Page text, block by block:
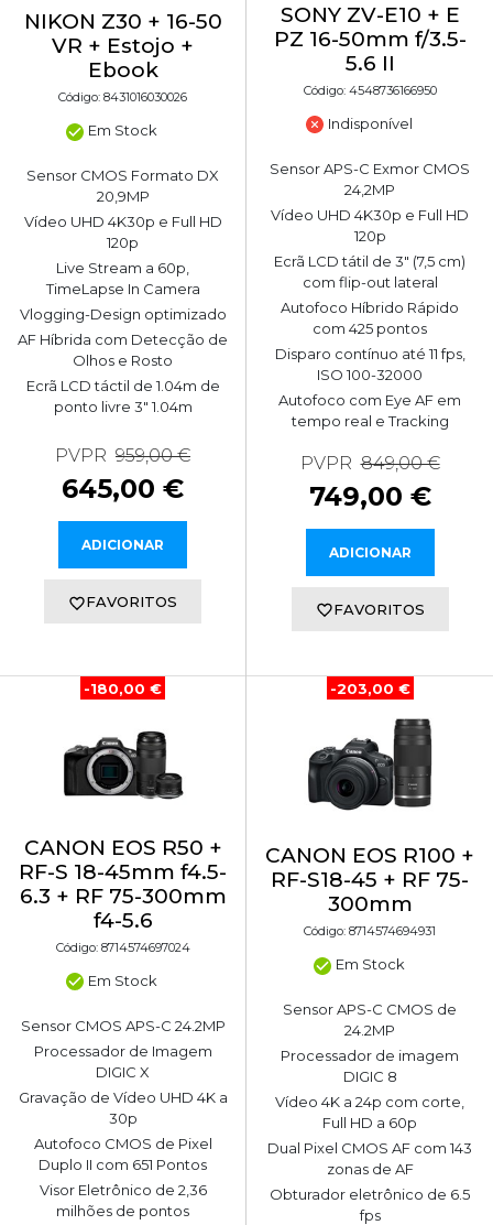
NIKON Z30 + 16-50
VR + Estojo +
Ebook
Código: 8431016030026
Em Stock
Sensor CMOS Formato DX
20,9MP
Vídeo UHD 4K30p e Full HD
120p
Live Stream a 60p,
TimeLapse In Camera
Vlogging-Design optimizado
AF Híbrida com Detecção de
Olhos e Rosto
Ecrã LCD táctil de 1.04m de
ponto livre 3" 1.04m
PVPR 959,00 €
645,00 €
ADICIONAR
FAVORITOS
SONY ZV-E10 + E
PZ 16-50mm f/3.5-
5.6 II
Código: 4548736166950
Indisponível
Sensor APS-C Exmor CMOS
24,2MP
Vídeo UHD 4K30p e Full HD
120p
Ecrã LCD tátil de 3" (7,5 cm)
com flip-out lateral
Autofoco Híbrido Rápido
com 425 pontos
Disparo contínuo até 11 fps,
ISO 100-32000
Autofoco com Eye AF em
tempo real e Tracking
PVPR 849,00 €
749,00 €
ADICIONAR
FAVORITOS
-180,00 €
CANON EOS R50 +
RF-S 18-45mm f4.5-
6.3 + RF 75-300mm
f4-5.6
Código: 8714574697024
Em Stock
Sensor CMOS APS-C 24.2MP
Processador de Imagem
DIGIC X
Gravação de Vídeo UHD 4K a
30p
Autofoco CMOS de Pixel
Duplo II com 651 Pontos
Visor Eletrônico de 2,36
milhões de pontos
-203,00 €
CANON EOS R100 +
RF-S18-45 + RF 75-
300mm
Código: 8714574694931
Em Stock
Sensor APS-C CMOS de
24.2MP
Processador de imagem
DIGIC 8
Vídeo 4K a 24p com corte,
Full HD a 60p
Dual Pixel CMOS AF com 143
zonas de AF
Obturador eletrônico de 6.5
fps